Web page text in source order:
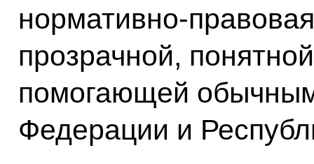
нормативно-
прозрачной,
помогающей
Федерации и